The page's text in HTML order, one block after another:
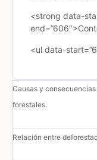
<strong data-
<ul data-
Causas y
forestales.
Relación entre